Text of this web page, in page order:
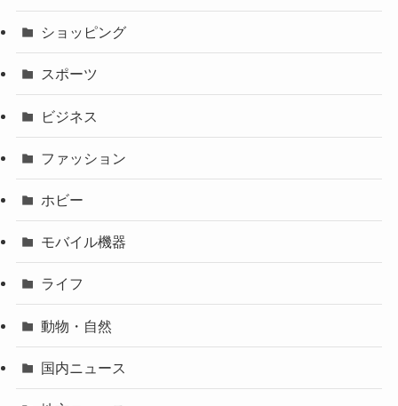
ショッピング
スポーツ
ビジネス
ファッション
ホビー
モバイル機器
ライフ
動物・自然
国内ニュース